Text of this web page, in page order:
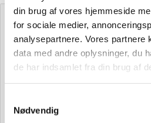
din brug af vores hjemmeside
for sociale medier,
analysepartnere. Vores partnere
data med andre oplysninger, du
de har indsamlet fra din brug af
Nødvendig